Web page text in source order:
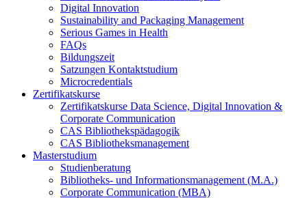
Digital Innovation
Sustainability and Packaging Management
Serious Games in Health
FAQs
Bildungszeit
Satzungen Kontaktstudium
Microcredentials
Zertifikatskurse
Zertifikatskurse Data Science, Digital Innovation &
Corporate Communication
CAS Bibliothekspädagogik
CAS Bibliotheksmanagement
Masterstudium
Studienberatung
Bibliotheks- und Informationsmanagement (M.A.)
Corporate Communication (MBA)